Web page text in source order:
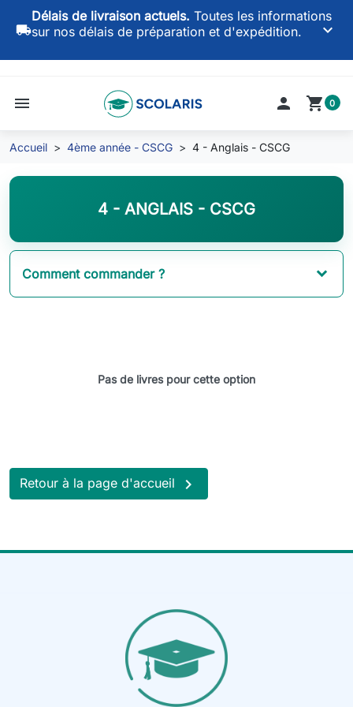
local_shipping
Délais de livraison actuels. Toutes les informations
sur nos délais de préparation et d'expédition.
keyboard_arrow_down
menu  shopping_cart 0
Accueil 4ème année - CSCG 4 - Anglais - CSCG
4 - ANGLAIS - CSCG
Comment commander ?
Pas de livres pour cette option
Retour à la page d'accueil 